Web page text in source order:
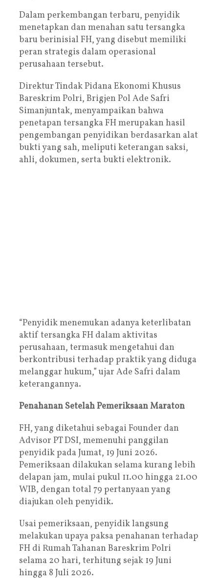
Dalam perkembangan terbaru, penyidik
menetapkan dan menahan satu tersangka
baru berinisial FH, yang disebut memiliki
peran strategis dalam operasional
perusahaan tersebut.
Direktur Tindak Pidana Ekonomi Khusus
Bareskrim Polri, Brigjen Pol Ade Safri
Simanjuntak, menyampaikan bahwa
penetapan tersangka FH merupakan hasil
pengembangan penyidikan berdasarkan alat
bukti yang sah, meliputi keterangan saksi,
ahli, dokumen, serta bukti elektronik.
“Penyidik menemukan adanya keterlibatan
aktif tersangka FH dalam aktivitas
perusahaan, termasuk mengetahui dan
berkontribusi terhadap praktik yang diduga
melanggar hukum,” ujar Ade Safri dalam
keterangannya.
Penahanan Setelah Pemeriksaan Maraton
FH, yang diketahui sebagai Founder dan
Advisor PT DSI, memenuhi panggilan
penyidik pada Jumat, 19 Juni 2026.
Pemeriksaan dilakukan selama kurang lebih
delapan jam, mulai pukul 11.00 hingga 21.00
WIB, dengan total 79 pertanyaan yang
diajukan oleh penyidik.
Usai pemeriksaan, penyidik langsung
melakukan upaya paksa penahanan terhadap
FH di Rumah Tahanan Bareskrim Polri
selama 20 hari, terhitung sejak 19 Juni
hingga 8 Juli 2026.